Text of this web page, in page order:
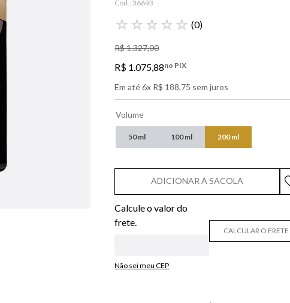
Cód.:36693
☆ ☆ ☆ ☆ ☆ (0)
R$1.327,00
R$ 1.075,88no PIX
Em até6x R$ 188,75 sem juros
Volume
50 ml 100 ml 200 ml
ADICIONAR À SACOLA
Não sei meu CEP
CALCULAR O FRETE